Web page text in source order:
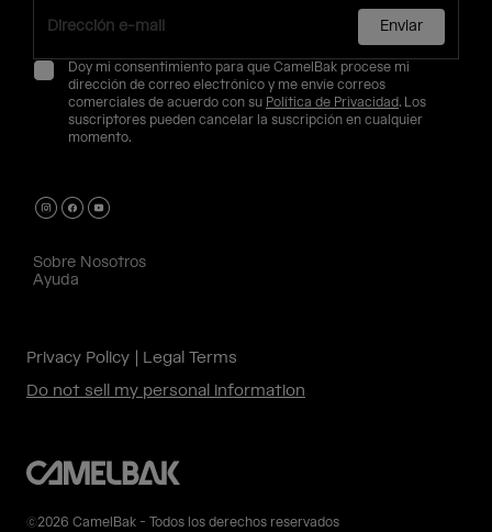
Enviar
Doy mi consentimiento para que CamelBak procese mi
dirección de correo electrónico y me envíe correos
comerciales de acuerdo con su Política de Privacidad. Los
suscriptores pueden cancelar la suscripción en cualquier
momento.
Sobre Nosotros
Ayuda
Privacy Policy
Legal Terms
Do not sell my personal information
©2026 CamelBak - Todos los derechos reservados